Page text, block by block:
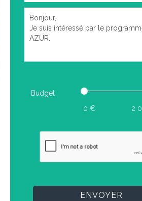
Budget
ENVOYER